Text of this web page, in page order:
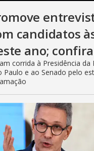
candidatos
ano;
corrida à Presidência da
Paulo e ao Senado pelo